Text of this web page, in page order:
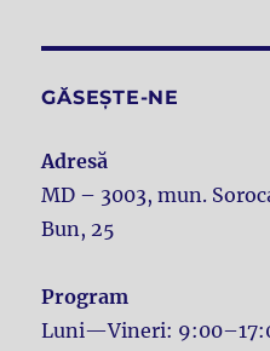
GĂSEȘTE-NE
Adresă
MD – 3003, mun.
Bun, 25
Program
Luni—Vineri: